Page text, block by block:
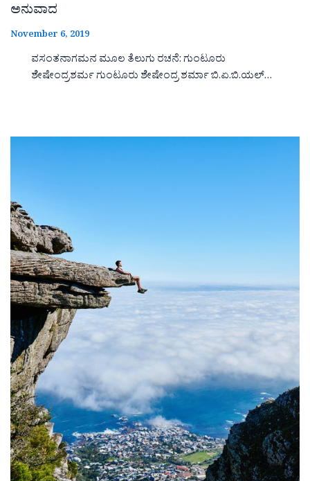
ಅನುವಾದ
November 6, 2019
ವಸಂತನಾಗಮನ ಮೂಲ ತೆಲುಗು ರಚನೆ: ಗುಂಟೂರು
ಶೇಷೇಂದ್ರಶರ್ಮ ಗುಂಟೂರು ಶೇಷೇಂದ್ರ ಶರ್ಮಾ ಬಿ.ಏ.ಬಿ.ಯಲ್…